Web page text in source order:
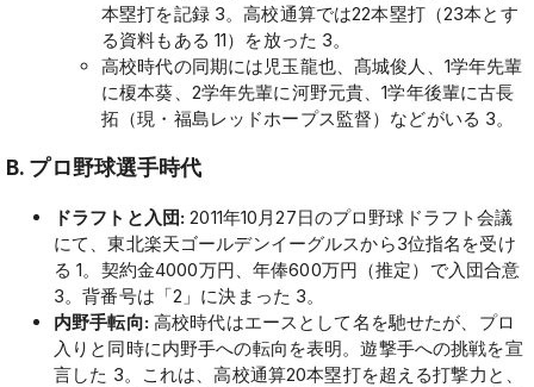
本塁打を記録 3。高校通算では22本塁打（23本とす
る資料もある 11）を放った 3。
高校時代の同期には児玉龍也、髙城俊人、1学年先輩
に榎本葵、2学年先輩に河野元貴、1学年後輩に古長
拓（現・福島レッドホープス監督）などがいる 3。
B. プロ野球選手時代
ドラフトと入団: 2011年10月27日のプロ野球ドラフト会議
にて、東北楽天ゴールデンイーグルスから3位指名を受け
る 1。契約金4000万円、年俸600万円（推定）で入団合意
3。背番号は「2」に決まった 3。
内野手転向:高校時代はエースとして名を馳せたが、プロ
入りと同時に内野手への転向を表明。遊撃手への挑戦を宣
言した 3。これは、高校通算20本塁打を超える打撃力と、